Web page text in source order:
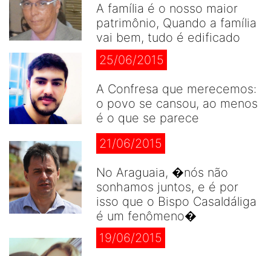
A família é o nosso maior
patrimônio, Quando a família
vai bem, tudo é edificado
25/06/2015
A Confresa que merecemos:
o povo se cansou, ao menos
é o que se parece
21/06/2015
No Araguaia, �nós não
sonhamos juntos, e é por
isso que o Bispo Casaldáliga
é um fenômeno�
19/06/2015